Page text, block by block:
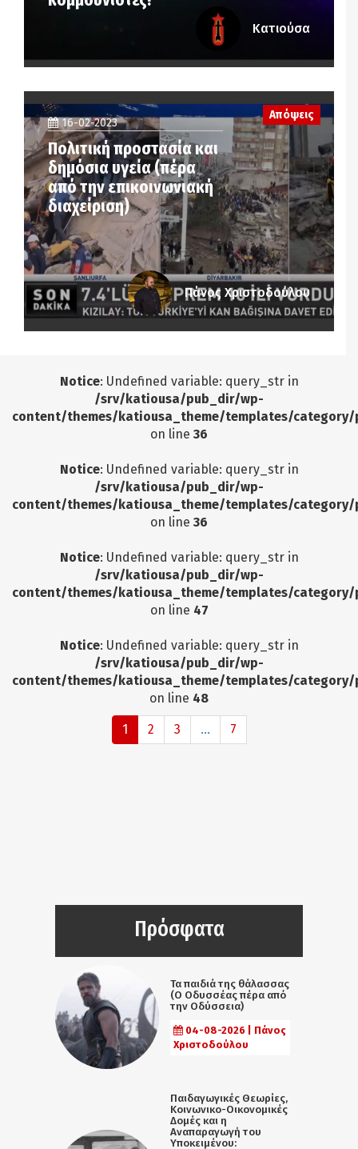
Κατιούσα
16-02-2023
Πολιτική προστασία και
δημόσια υγεία (πέρα
από την επικοινωνιακή
διαχείριση)
Απόψεις
Πάνος Χριστοδούλου
Notice: Undefined variable: query_str in
/srv/katiousa/pub_dir/wp-
content/themes/katiousa_theme/templates/
on line 36
Notice: Undefined variable: query_str in
/srv/katiousa/pub_dir/wp-
content/themes/katiousa_theme/templates/
on line 36
Notice: Undefined variable: query_str in
/srv/katiousa/pub_dir/wp-
content/themes/katiousa_theme/templates/
on line 47
Notice: Undefined variable: query_str in
/srv/katiousa/pub_dir/wp-
content/themes/katiousa_theme/templates/
on line 48
1 2 3 ... 7
Πρόσφατα
Τα παιδιά της θάλασσας
(Ο Οδυσσέας πέρα από
την Οδύσσεια)
04-08-2026 | Πάνος
Χριστοδούλου
Παιδαγωγικές Θεωρίες,
Κοινωνικο-Οικονομικές
Δομές και η
Αναπαραγωγή του
Υποκειμένου: